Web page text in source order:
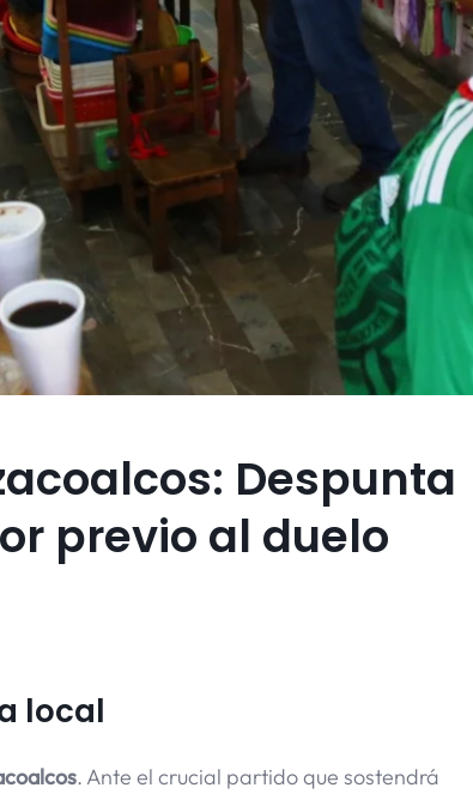
Despunta
previo al duelo
local
. Ante el crucial partido que sostendrá